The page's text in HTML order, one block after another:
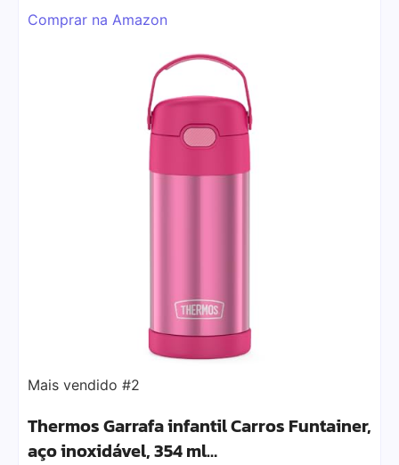
Comprar na Amazon
Mais vendido #2
Thermos Garrafa infantil Carros Funtainer,
aço inoxidável, 354 ml…